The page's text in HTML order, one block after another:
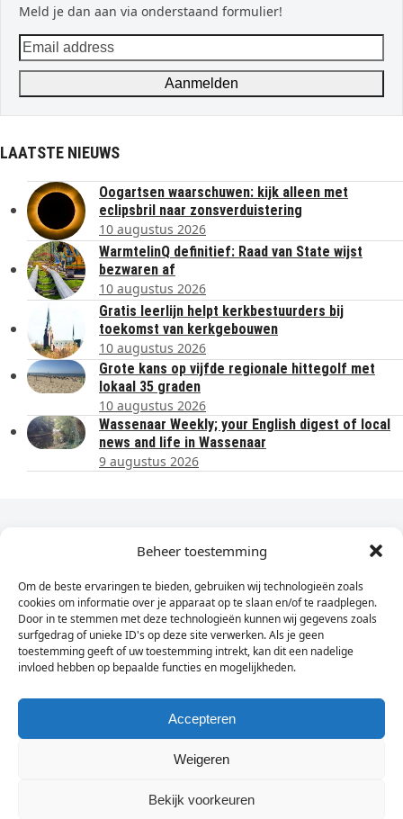
Beheer toestemming
Om de beste ervaringen te bieden, gebruiken wij technologieën zoals
cookies om informatie over je apparaat op te slaan en/of te raadplegen.
Door in te stemmen met deze technologieën kunnen wij gegevens zoals
surfgedrag of unieke ID's op deze site verwerken. Als je geen
toestemming geeft of uw toestemming intrekt, kan dit een nadelige
invloed hebben op bepaalde functies en mogelijkheden.
Accepteren
Weigeren
Bekijk voorkeuren
Meld je dan aan via onderstaand formulier!
Email
address
Aanmelden
LAATSTE NIEUWS
Oogartsen waarschuwen: kijk alleen met
eclipsbril naar zonsverduistering
10 augustus 2026
WarmtelinQ definitief: Raad van State wijst
bezwaren af
10 augustus 2026
Gratis leerlijn helpt kerkbestuurders bij
toekomst van kerkgebouwen
10 augustus 2026
Grote kans op vijfde regionale hittegolf met
lokaal 35 graden
10 augustus 2026
Wassenaar Weekly; your English digest of local
news and life in Wassenaar
9 augustus 2026
Dagelijks het laatste nieuws in je e-mail?
Vul
hier
je
e-
mailadres
in
Sign Up